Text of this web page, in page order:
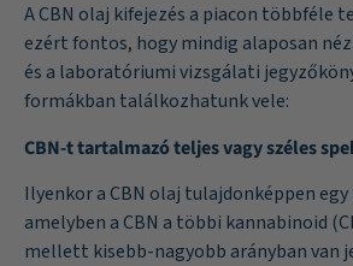
A CBN olaj kifejezés a piacon többféle
ezért fontos, hogy mindig alaposan
és a laboratóriumi vizsgálati
formákban találkozhatunk vele:
CBN-t tartalmazó teljes vagy széles
Ilyenkor a CBN olaj tulajdonképpen
amelyben a CBN a többi kannabinoid
mellett kisebb-nagyobb arányban van